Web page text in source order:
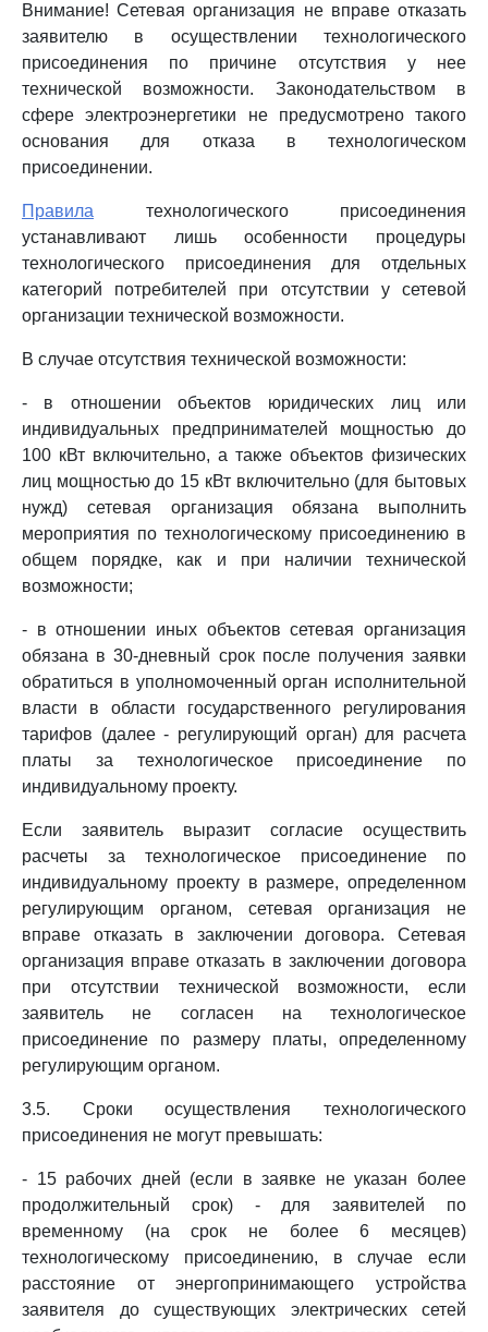
Внимание! Сетевая организация не вправе отказать
заявителю в осуществлении технологического
присоединения по причине отсутствия у нее
технической возможности. Законодательством в
сфере электроэнергетики не предусмотрено такого
основания для отказа в технологическом
присоединении.
Правила технологического присоединения
устанавливают лишь особенности процедуры
технологического присоединения для отдельных
категорий потребителей при отсутствии у сетевой
организации технической возможности.
В случае отсутствия технической возможности:
- в отношении объектов юридических лиц или
индивидуальных предпринимателей мощностью до
100 кВт включительно, а также объектов физических
лиц мощностью до 15 кВт включительно (для бытовых
нужд) сетевая организация обязана выполнить
мероприятия по технологическому присоединению в
общем порядке, как и при наличии технической
возможности;
- в отношении иных объектов сетевая организация
обязана в 30-дневный срок после получения заявки
обратиться в уполномоченный орган исполнительной
власти в области государственного регулирования
тарифов (далее - регулирующий орган) для расчета
платы за технологическое присоединение по
индивидуальному проекту.
Если заявитель выразит согласие осуществить
расчеты за технологическое присоединение по
индивидуальному проекту в размере, определенном
регулирующим органом, сетевая организация не
вправе отказать в заключении договора. Сетевая
организация вправе отказать в заключении договора
при отсутствии технической возможности, если
заявитель не согласен на технологическое
присоединение по размеру платы, определенному
регулирующим органом.
3.5. Сроки осуществления технологического
присоединения не могут превышать:
- 15 рабочих дней (если в заявке не указан более
продолжительный срок) - для заявителей по
временному (на срок не более 6 месяцев)
технологическому присоединению, в случае если
расстояние от энергопринимающего устройства
заявителя до существующих электрических сетей